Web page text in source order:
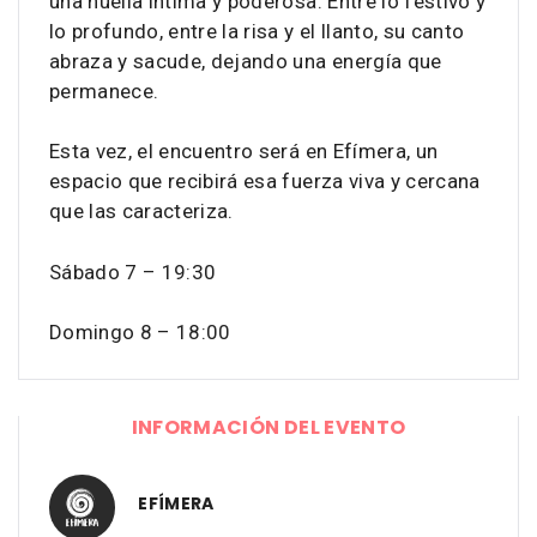
lo profundo, entre la risa y el llanto, su canto
abraza y sacude, dejando una energía que
permanece.
Esta vez, el encuentro será en Efímera, un
espacio que recibirá esa fuerza viva y cercana
que las caracteriza.
Sábado 7 – 19:30
Domingo 8 – 18:00
INFORMACIÓN DEL EVENTO
EFÍMERA